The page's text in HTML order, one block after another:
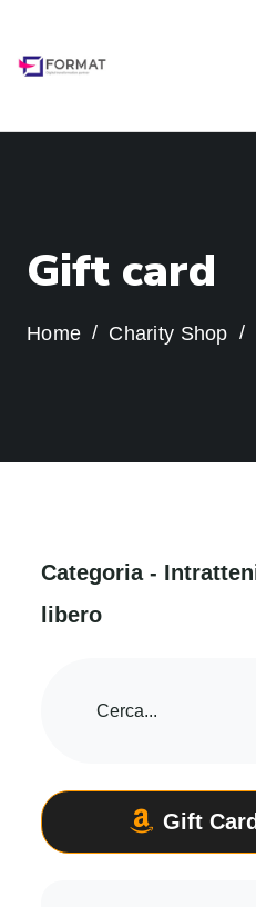
Gift card
Home Charity Shop
Categoria - Intratten
i bero
Gift